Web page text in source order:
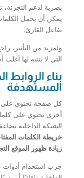
بصرية لدعم
يمكن أن يحمل
تفاعل القارئ.
ولمزيد من التأثير،
التي لا ينتبه لها
بناء الروابط
المستهدفة
كل صفحة تحتوي على
أخرى تحتوي على
الشبكة الداخلية
خريطة الكلمات
زيادة ظهور الموقع